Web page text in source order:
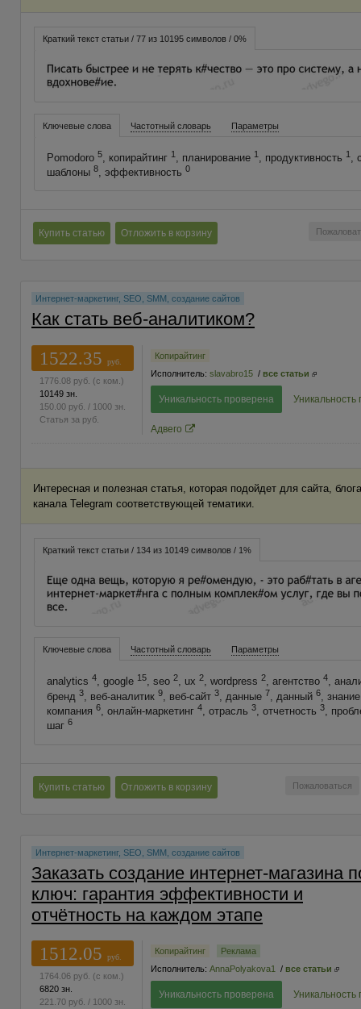
Краткий текст статьи / 77 из 10195 символов / 0%
Ключевые слова Частотный словарь Параметры
Pomodoro 5, копирайтинг 1, планирование 1, продуктивность 1,
шаблоны 8, эффективность 0
Купить статью Отложить в корзину
Интернет-маркетинг, SEO, SMM, создание сайтов
Как стать веб-аналитиком?
1522.35
руб.
1776.08 руб. (с ком.)
10149 зн.
150.00 руб. / 1000 зн.
Статья за руб.
Копирайтинг
Исполнитель: slavabro15 / все статьи
Уникальность проверена Уникальность
Адвего
Интересная и полезная статья, которая подойдет для сайта,
канала Telegram соответствующей тематики.
Краткий текст статьи / 134 из 10149 символов / 1%
Ключевые слова Частотный словарь Параметры
analytics 4, google 15, seo 2, ux 2, wordpress 2, агентство 4,
бренд 3, веб-аналитик 9, веб-сайт 3, данные 7 , данный 6,
компания 6, онлайн-маркетинг 4, отрасль 3, отчетность 3,
шаг 6
Пожаловаться
Купить статью Отложить в корзину
Интернет-маркетинг, SEO, SMM, создание сайтов
Заказать создание интернет-магазина
ключ: гарантия эффективности и
отчётность на каждом этапе
1512.05
руб.
1764.06 руб. (с ком.)
6820 зн.
221.70 руб. / 1000 зн.
Копирайтинг
Реклама
Исполнитель: AnnaPolyakova1 / все статьи
Уникальность проверена Уникальность